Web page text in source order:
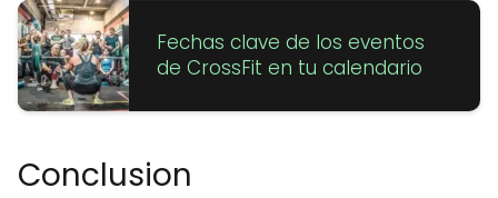
Fechas clave de los eventos
de CrossFit en tu calendario
Conclusion